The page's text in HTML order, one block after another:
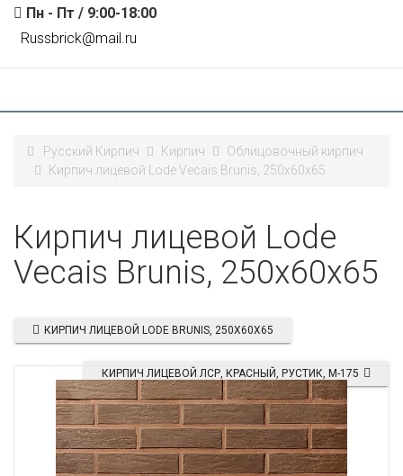
Пн - Пт / 9:00-18:00
Russbrick@mail.ru
Русский Кирпич Кирпич
Облицовочный кирпич
Кирпич лицевой Lode Vecais Brunis, 250x60x65
Кирпич лицевой Lode
Vecais Brunis, 250x60x65
КИРПИЧ ЛИЦЕВОЙ LODE BRUNIS, 250X60X65
КИРПИЧ ЛИЦЕВОЙ ЛСР, КРАСНЫЙ, РУСТИК, М-175